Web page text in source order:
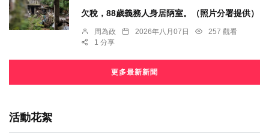
欠稅，88歲義務人身居陃室。（照片分署提供）
周為政 2026年八月07日
257 觀看
1 分享
更多最新新聞
活動花絮